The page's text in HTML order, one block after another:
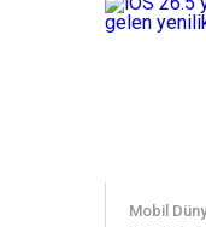
Mobil